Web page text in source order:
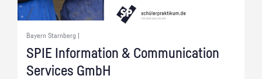
Bayern Starnberg |
SPIE In­for­ma­ti­on & Com­mu­ni­ca­ti­on
Ser­vices GmbH